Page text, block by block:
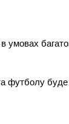
умовах
футболу